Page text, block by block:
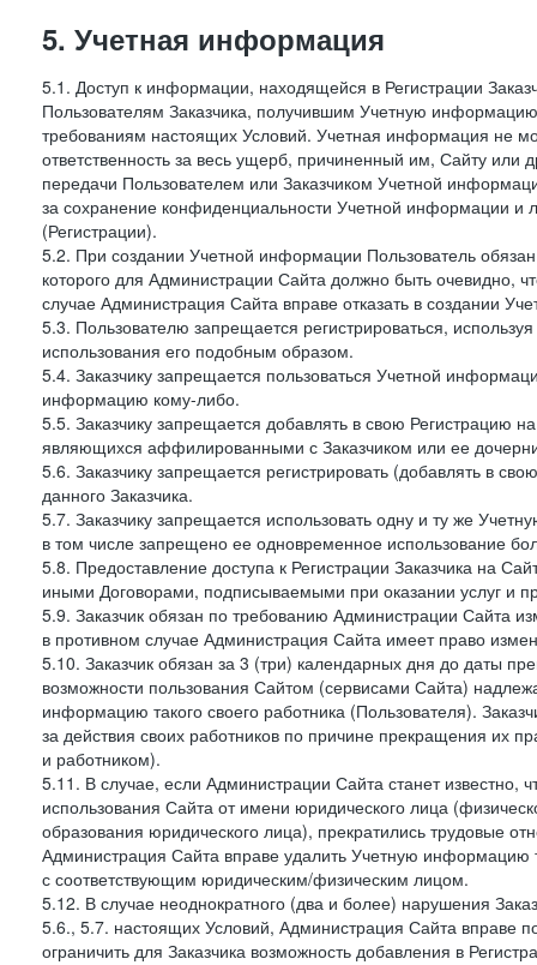
5. Учетная информация
5.1. Доступ к информации, находящейся в Регистрации
Пользователям Заказчика, получившим Учетную
требованиям настоящих Условий. Учетная информация не
ответственность за весь ущерб, причиненный им, Сайту
передачи Пользователем или Заказчиком Учетной
за сохранение конфиденциальности Учетной информации
(Регистрации).
5.2. При создании Учетной информации Пользователь
которого для Администрации Сайта должно быть очевидно,
случае Администрация Сайта вправе отказать в создании
5.3. Пользователю запрещается регистрироваться,
использования его подобным образом.
5.4. Заказчику запрещается пользоваться Учетной
информацию кому-либо.
5.5. Заказчику запрещается добавлять в свою Регистрацию
являющихся аффилированными с Заказчиком или ее
5.6. Заказчику запрещается регистрировать (добавлять в
данного Заказчика.
5.7. Заказчику запрещается использовать одну и ту же
в том числе запрещено ее одновременное использование
5.8. Предоставление доступа к Регистрации Заказчика на
иными Договорами, подписываемыми при оказании услуг и
5.9. Заказчик обязан по требованию Администрации Сайта
в противном случае Администрация Сайта имеет право
5.10. Заказчик обязан за 3 (три) календарных дня до даты
возможности пользования Сайтом (сервисами Сайта)
информацию такого своего работника (Пользователя).
за действия своих работников по причине прекращения их
и работником).
5.11. В случае, если Администрации Сайта станет
использования Сайта от имени юридического лица
образования юридического лица), прекратились трудовые
Администрация Сайта вправе удалить Учетную информацию
с соответствующим юридическим/физическим лицом.
5.12. В случае неоднократного (два и более) нарушения
5.6., 5.7. настоящих Условий, Администрация Сайта вправе
ограничить для Заказчика возможность добавления в